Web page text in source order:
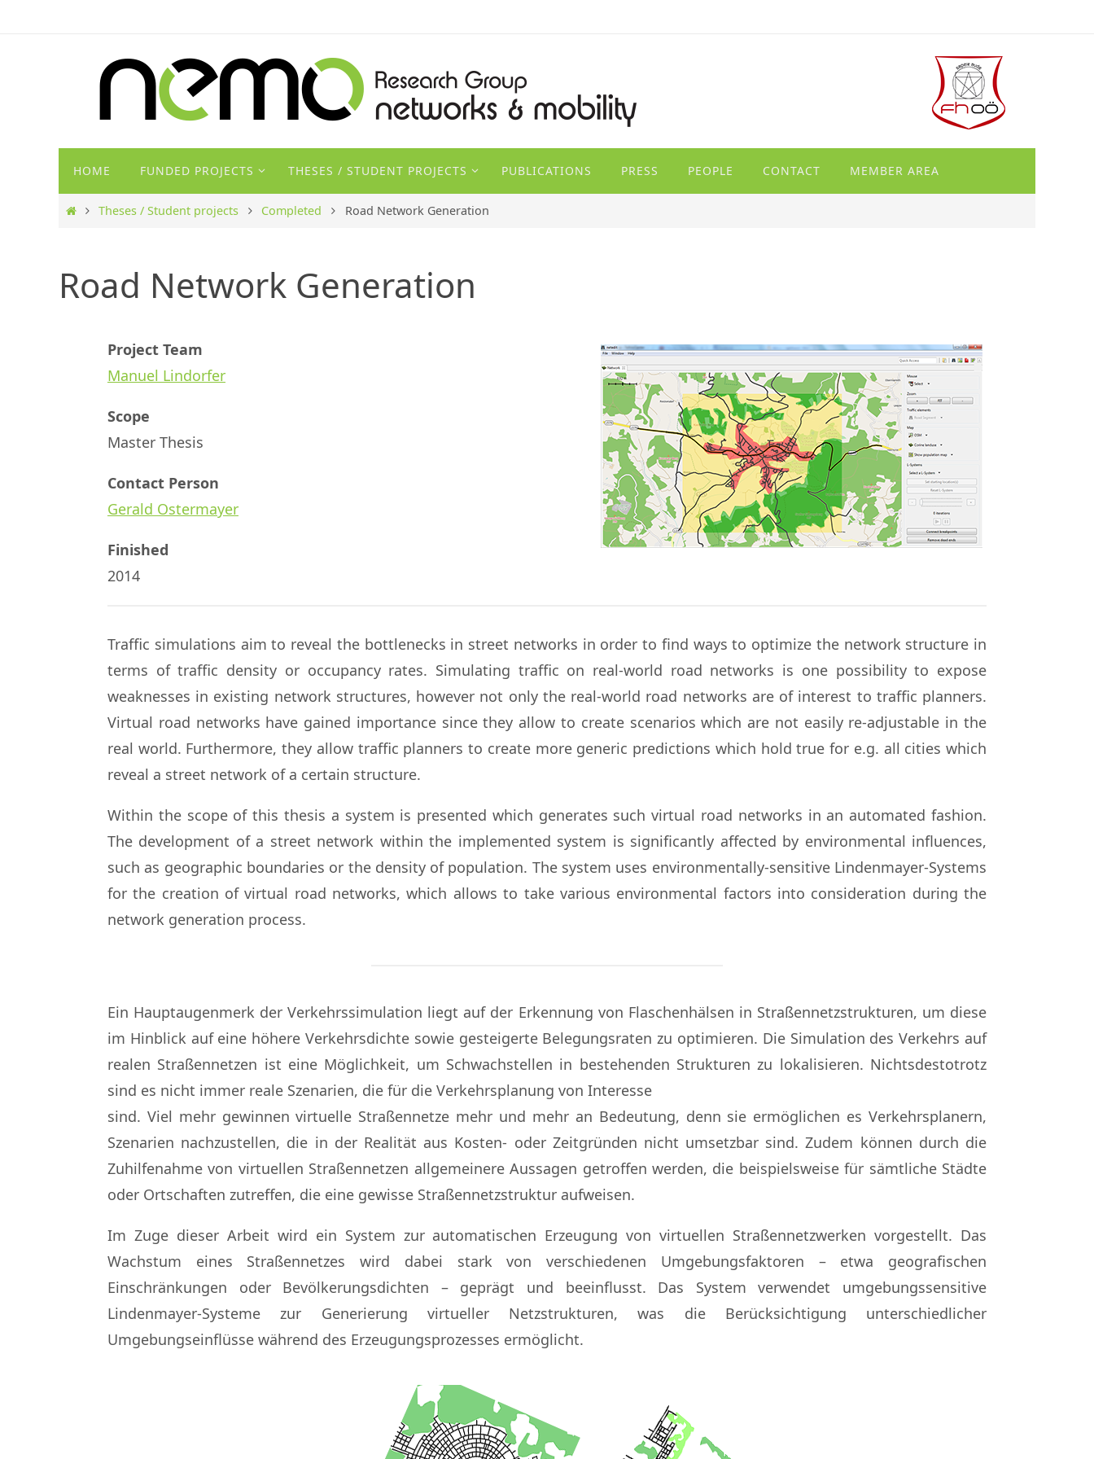
Inhalt
springen
HOME FUNDED PROJECTS THESES / STUDENT PROJECTS PUBLICATIONS PRESS PEOPLE CONTACT MEMBER AREA
StartTheses / Student projects Completed Road Network Generation
Road Network Generation
Project Team
Manuel Lindorfer
Scope
Master Thesis
Contact Person
Gerald Ostermayer
Finished
2014
Traffic simulations aim to reveal the bottlenecks in street networks in order to find ways to optimize the network structure in
terms of traffic density or occupancy rates. Simulating traffic on real-world road networks is one possibility to expose
weaknesses in existing network structures, however not only the real-world road networks are of interest to traffic planners.
Virtual road networks have gained importance since they allow to create scenarios which are not easily re-adjustable in the
real world. Furthermore, they allow traffic planners to create more generic predictions which hold true for e.g. all cities which
reveal a street network of a certain structure.
Within the scope of this thesis a system is presented which generates such virtual road networks in an automated fashion.
The development of a street network within the implemented system is significantly affected by environmental influences,
such as geographic boundaries or the density of population. The system uses environmentally-sensitive Lindenmayer-Systems
for the creation of virtual road networks, which allows to take various environmental factors into consideration during the
network generation process.
Ein Hauptaugenmerk der Verkehrssimulation liegt auf der Erkennung von Flaschenhälsen in Straßennetzstrukturen, um diese
im Hinblick auf eine höhere Verkehrsdichte sowie gesteigerte Belegungsraten zu optimieren. Die Simulation des Verkehrs auf
realen Straßennetzen ist eine Möglichkeit, um Schwachstellen in bestehenden Strukturen zu lokalisieren. Nichtsdestotrotz
sind es nicht immer reale Szenarien, die für die Verkehrsplanung von Interesse
sind. Viel mehr gewinnen virtuelle Straßennetze mehr und mehr an Bedeutung, denn sie ermöglichen es Verkehrsplanern,
Szenarien nachzustellen, die in der Realität aus Kosten- oder Zeitgründen nicht umsetzbar sind. Zudem können durch die
Zuhilfenahme von virtuellen Straßennetzen allgemeinere Aussagen getroffen werden, die beispielsweise für sämtliche Städte
oder Ortschaften zutreffen, die eine gewisse Straßennetzstruktur aufweisen.
Im Zuge dieser Arbeit wird ein System zur automatischen Erzeugung von virtuellen Straßennetzwerken vorgestellt. Das
Wachstum eines Straßennetzes wird dabei stark von verschiedenen Umgebungsfaktoren – etwa geografischen
Einschränkungen oder Bevölkerungsdichten – geprägt und beeinflusst. Das System verwendet umgebungssensitive
Lindenmayer-Systeme zur Generierung virtueller Netzstrukturen, was die Berücksichtigung unterschiedlicher
Umgebungseinflüsse während des Erzeugungsprozesses ermöglicht.